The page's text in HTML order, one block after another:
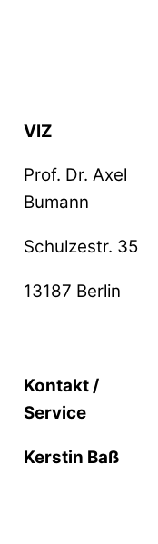
VIZ
Prof. Dr. Axel
Bumann
Schulzestr. 35
13187 Berlin
Kontakt /
Service
Kerstin Baß